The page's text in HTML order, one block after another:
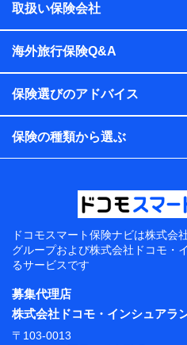
取扱い保険会社
海外旅行保険Q&A
保険選びのアドバイス
保険の種類から選ぶ
ドコモスマート保険ナビは株式会
グループおよび株式会社ドコモ・
るサービスです
募集代理店
株式会社ドコモ・インシュアラ
〒103-0013